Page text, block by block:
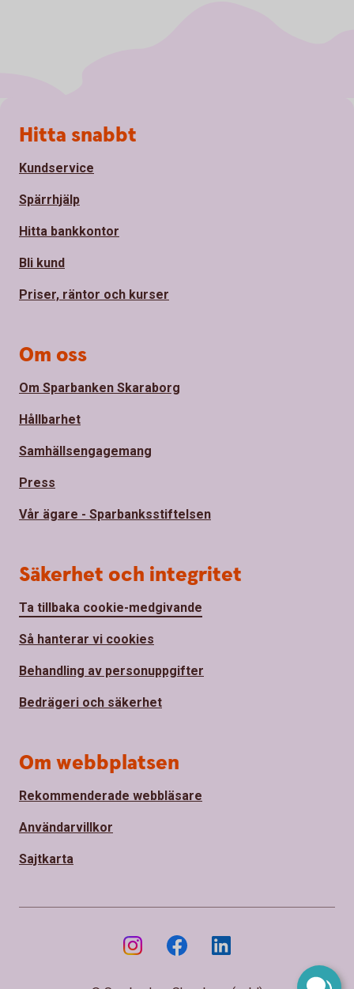
Sidfot
Hitta snabbt
Kundservice
Spärrhjälp
Hitta bankkontor
Bli kund
Priser, räntor och kurser
Om oss
Om Sparbanken Skaraborg
Hållbarhet
Samhällsengagemang
Press
Vår ägare - Sparbanksstiftelsen
Säkerhet och integritet
Ta tillbaka cookie-medgivande
Så hanterar vi cookies
Behandling av personuppgifter
Bedrägeri och säkerhet
Om webbplatsen
Rekommenderade webbläsare
Användarvillkor
Sajtkarta